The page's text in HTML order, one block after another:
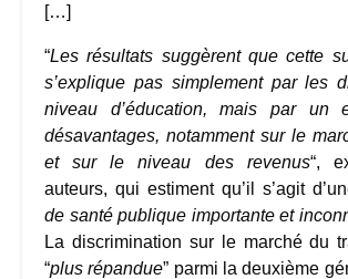
[…]
“Les résultats suggèrent que cette
s’explique pas simplement par les
niveau d’éducation, mais par un
désavantages, notamment sur le
et sur le niveau des revenus“,
auteurs, qui estiment qu’il s’agit
de santé publique importante et
La discrimination sur le marché du
“plus répandue” parmi la deuxième